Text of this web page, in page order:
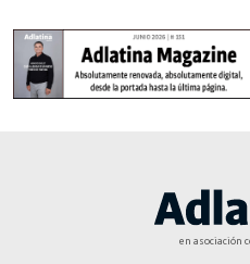
en asociación